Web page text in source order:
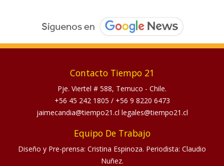
Contacto Tiempo 21
Pje. Viertel # 588, Temuco - Chile.
+56 45 242 1805 / +56 9 8220 6473
jaimecandia@tiempo21.cl legales@tiempo21.cl
Equipo De Trabajo
Diseño y Pre-prensa: Cristina Espinoza. Periodista: Claudio
Nuñez.